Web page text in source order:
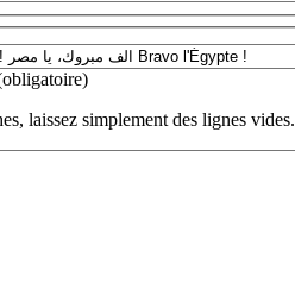
laissez simplement des lignes vides.